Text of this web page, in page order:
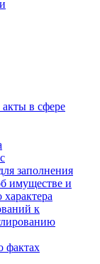
в сфере
заполнения
имуществе и
к
фактах